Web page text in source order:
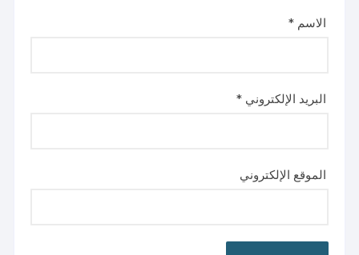
الاسم*
البريد الإلكتروني*
الموقع الإلكتروني